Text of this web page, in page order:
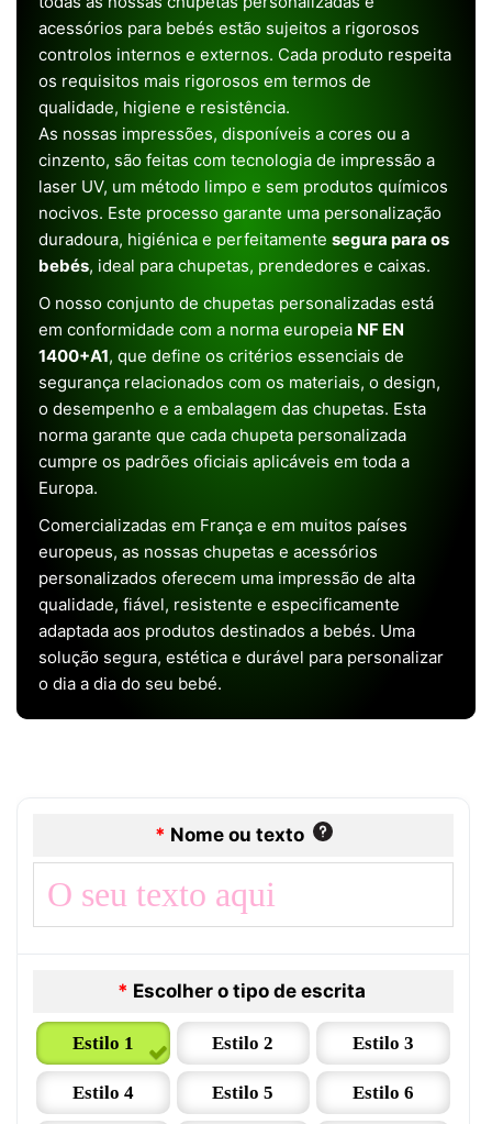
acessórios para bebés estão sujeitos a rigorosos
controlos internos e externos. Cada produto respeita
os requisitos mais rigorosos em termos de
qualidade, higiene e resistência.
As nossas impressões, disponíveis a cores ou a
cinzento, são feitas com tecnologia de impressão a
laser UV, um método limpo e sem produtos químicos
nocivos. Este processo garante uma personalização
duradoura, higiénica e perfeitamente segura para os
bebés, ideal para chupetas, prendedores e caixas.
O nosso conjunto de chupetas personalizadas está
em conformidade com a norma europeia NF EN
1400+A1, que define os critérios essenciais de
segurança relacionados com os materiais, o design,
o desempenho e a embalagem das chupetas. Esta
norma garante que cada chupeta personalizada
cumpre os padrões oficiais aplicáveis em toda a
Europa.
Comercializadas em França e em muitos países
europeus, as nossas chupetas e acessórios
personalizados oferecem uma impressão de alta
qualidade, fiável, resistente e especificamente
adaptada aos produtos destinados a bebés. Uma
solução segura, estética e durável para personalizar
o dia a dia do seu bebé.
* Nome ou texto
* Escolher o tipo de escrita
Estilo 1 Estilo 2 Estilo 3
Estilo 4 Estilo 5 Estilo 6